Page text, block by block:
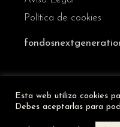
Política de cookies
Esta web utiliza cookies
Debes aceptarlas para